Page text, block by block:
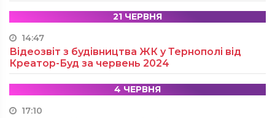
21 ЧЕРВНЯ
14:47
Відеозвіт з будівництва ЖК у Тернополі від
Креатор-Буд за червень 2024
4 ЧЕРВНЯ
17:10